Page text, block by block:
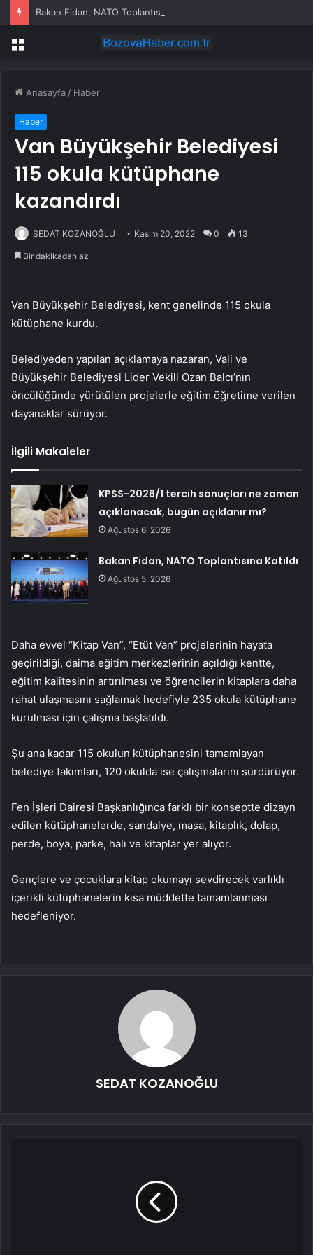
Bakan Fidan, NATO Toplantısına Katıldı
Menü
Anasayfa / Haber
Haber
Van Büyükşehir Belediyesi
115 okula kütüphane
kazandırdı
SEDAT KOZANOĞLU Kasım 20, 2022 0 13
Bir dakikadan az
Van Büyükşehir Belediyesi, kent genelinde 115 okula
kütüphane kurdu.
Belediyeden yapılan açıklamaya nazaran, Vali ve
Büyükşehir Belediyesi Lider Vekili Ozan Balcı’nın
öncülüğünde yürütülen projelerle eğitim öğretime verilen
dayanaklar sürüyor.
İlgili Makaleler
KPSS-2026/1 tercih sonuçları ne zaman
açıklanacak, bugün açıklanır mı?
Ağustos 6, 2026
Bakan Fidan, NATO Toplantısına Katıldı
Ağustos 5, 2026
Daha evvel “Kitap Van”, “Etüt Van” projelerinin hayata
geçirildiği, daima eğitim merkezlerinin açıldığı kentte,
eğitim kalitesinin artırılması ve öğrencilerin kitaplara daha
rahat ulaşmasını sağlamak hedefiyle 235 okula kütüphane
kurulması için çalışma başlatıldı.
Şu ana kadar 115 okulun kütüphanesini tamamlayan
belediye takımları, 120 okulda ise çalışmalarını sürdürüyor.
Fen İşleri Dairesi Başkanlığınca farklı bir konseptte dizayn
edilen kütüphanelerde, sandalye, masa, kitaplık, dolap,
perde, boya, parke, halı ve kitaplar yer alıyor.
Gençlere ve çocuklara kitap okumayı sevdirecek varlıklı
içerikli kütüphanelerin kısa müddette tamamlanması
hedefleniyor.
SEDAT KOZANOĞLU